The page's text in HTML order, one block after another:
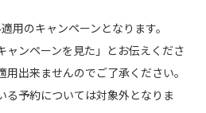
用のキャンペーンとなります。
ンペーンを見た」とお伝えくださ
出来ませんのでご了承ください。
予約については対象外となりま